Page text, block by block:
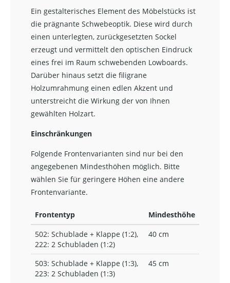
Ein gestalterisches Element des Möbelstücks ist
die prägnante Schwebeoptik. Diese wird durch
einen unterlegten, zurückgesetzten Sockel
erzeugt und vermittelt den optischen Eindruck
eines frei im Raum schwebenden Lowboards.
Darüber hinaus setzt die filigrane
Holzumrahmung einen edlen Akzent und
unterstreicht die Wirkung der von Ihnen
gewählten Holzart.
Einschränkungen
Folgende Frontenvarianten sind nur bei den
angegebenen Mindesthöhen möglich. Bitte
wählen Sie für geringere Höhen eine andere
Frontenvariante.
Frontentyp
Mindesthöhe
502: Schublade + Klappe (1:2),
222: 2 Schubladen (1:2)
40 cm
503: Schublade + Klappe (1:3),
223: 2 Schubladen (1:3)
45 cm